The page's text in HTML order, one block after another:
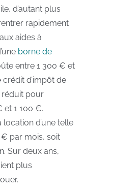
d’autant plus
rapidement
aides à
borne de
entre 1 300 € et
d’impôt de
réduit pour
et 1 100 €.
d’une telle
par mois, soit
Sur deux ans,
plus